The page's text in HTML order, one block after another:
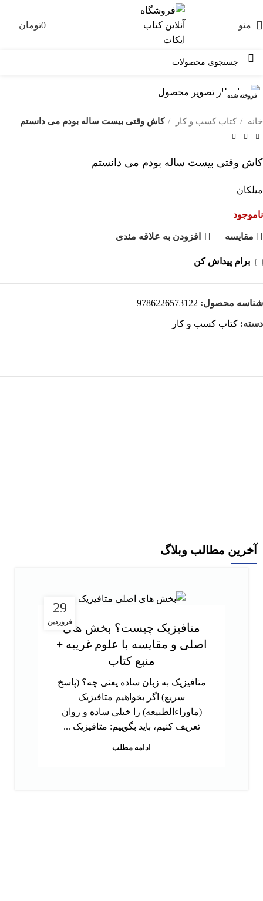
منو 0تومان
فروخته شده
خانه کتاب کسب و کار کاش وقتی بیست ساله بودم می دانستم
کاش وقتی بیست ساله بودم می دانستم
میلکان
ناموجود
مقايسه افزودن به علاقه مندی
برام پیداش کن
شناسه محصول: 9786226573122
دسته: کتاب کسب و کار
آخرین مطالب وبلاگ
29
فروردینمتافیزیک چیست؟ بخش های
اصلی و مقایسه با علوم غریبه +
منبع کتاب
متافیزیک به زبان ساده یعنی چه؟ (پاسخ
سریع) اگر بخواهیم متافیزیک
(ماوراءالطبیعه) را خیلی ساده و روان
تعریف کنیم، باید بگوییم: متافیزیک ...
ادامه مطلب